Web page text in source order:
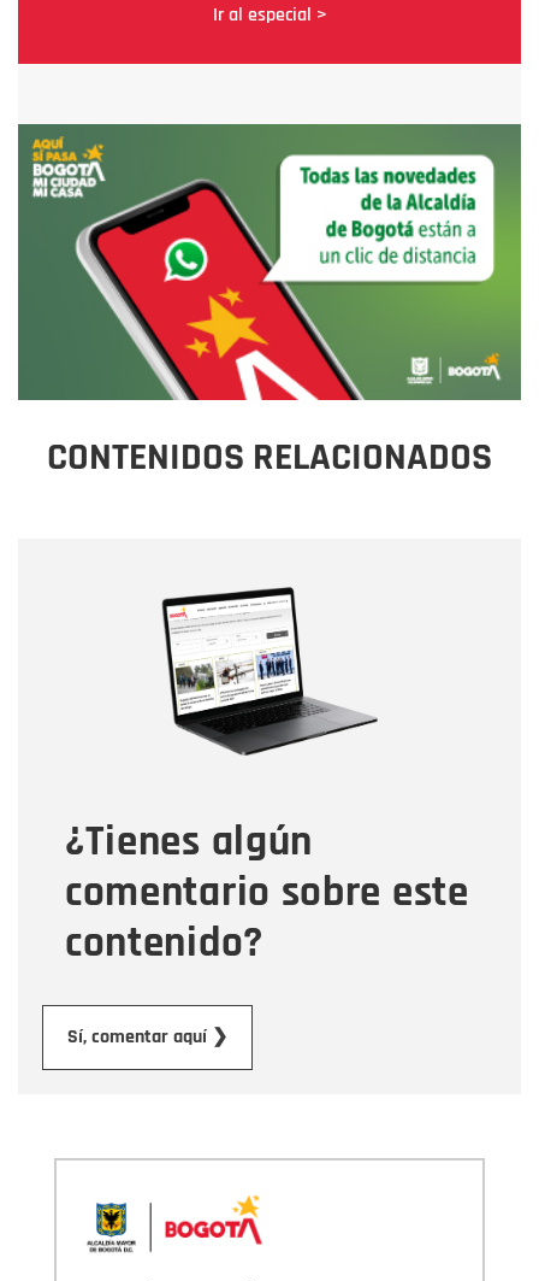
Ir al especial >
CONTENIDOS RELACIONADOS
¿Tienes algún
comentario sobre este
contenido?
Sí, comentar aquí ❯
Correo electrónico
Tipo de comentario
Mensaje